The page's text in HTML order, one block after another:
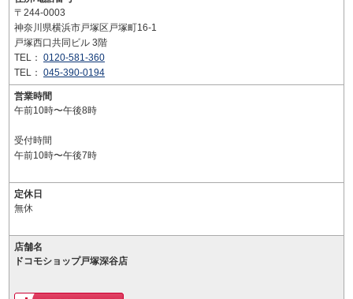
〒244-0003
神奈川県横浜市戸塚区戸塚町16-1
戸塚西口共同ビル 3階
TEL： 0120-581-360
TEL： 045-390-0194
営業時間
午前10時〜午後8時
受付時間
午前10時〜午後7時
定休日
無休
店舗名
ドコモショップ戸塚深谷店